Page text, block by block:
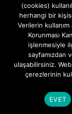
(cookies)
herhangi bir
Verilerin kullanım
Korunması
işlenmesiyle
sayfamızdan
ulaşabilirsiniz.
çerezlerinin
EVET